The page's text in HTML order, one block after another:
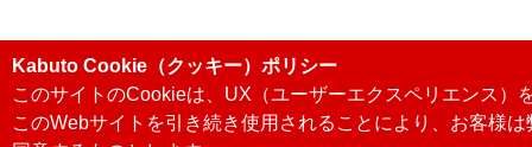
Kabuto Cookie（クッキー）ポリシー
このサイトのCookieは、UX（ユーザーエクスペリエンス）
このWebサイトを引き続き使用されることにより、お客様は